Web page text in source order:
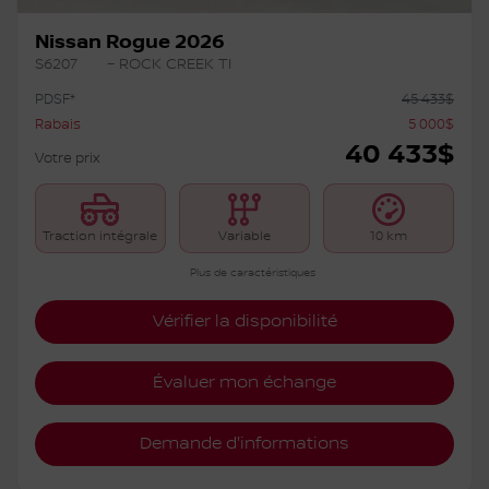
Nissan Rogue 2026
S6207
– ROCK CREEK TI
PDSF*
45 433$
Rabais
5 000$
Votre prix
40 433$
Traction intégrale Variable 10 km
Plus de caractéristiques
Vérifier la disponibilité
Évaluer mon échange
Demande d'informations